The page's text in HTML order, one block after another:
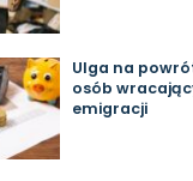
Ulga na
osób
emigracji